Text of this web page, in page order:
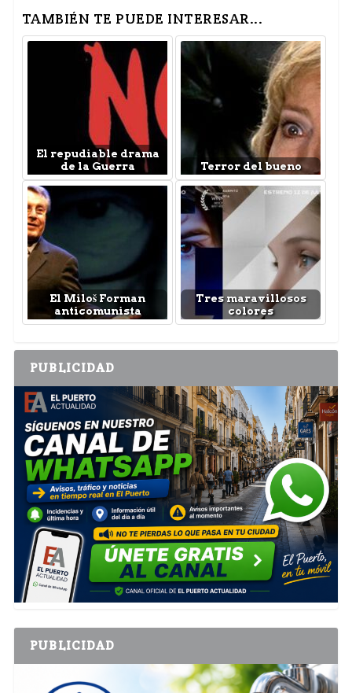
TAMBIÉN TE PUEDE INTERESAR...
El repudiable drama
de la Guerra
Terror del bueno
El Miloš Forman
anticomunista
Tres maravillosos
colores
PUBLICIDAD
PUBLICIDAD